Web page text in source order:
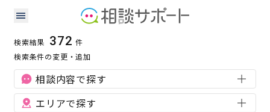
離婚・浮気に強い専門家の検索結果
離婚・浮気 慰謝料減額
検索結果 372 件
検索条件の変更・追加
相談内容で探す
エリアで探す